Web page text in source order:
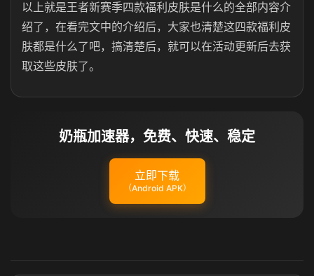
以上就是王者新赛季四款福利皮肤是什么的全部内容介
绍了，在看完文中的介绍后，大家也清楚这四款福利皮
肤都是什么了吧，搞清楚后，就可以在活动更新后去获
取这些皮肤了。
奶瓶加速器，免费、快速、稳定
立即下载
（Android APK）